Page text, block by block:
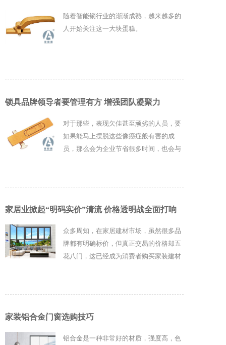
随着智能锁行业的渐渐成熟，越来越多的
人开始关注这一大块蛋糕。
锁具品牌领导者要管理有方 增强团队凝聚力
对于那些，表现欠佳甚至顽劣的人员，要
如果能马上摆脱这些像癌症般有害的成
员，那么会为企业节省很多时间，也会与
家居业掀起“明码实价”清流 价格透明战全面打响
众多周知，在家居建材市场，虽然很多品
牌都有明确标价，但真正交易的价格却五
花八门，这已经成为消费者购买家装建材
家装铝合金门窗选购技巧
铝合金是一种非常好的材质，强度高，色